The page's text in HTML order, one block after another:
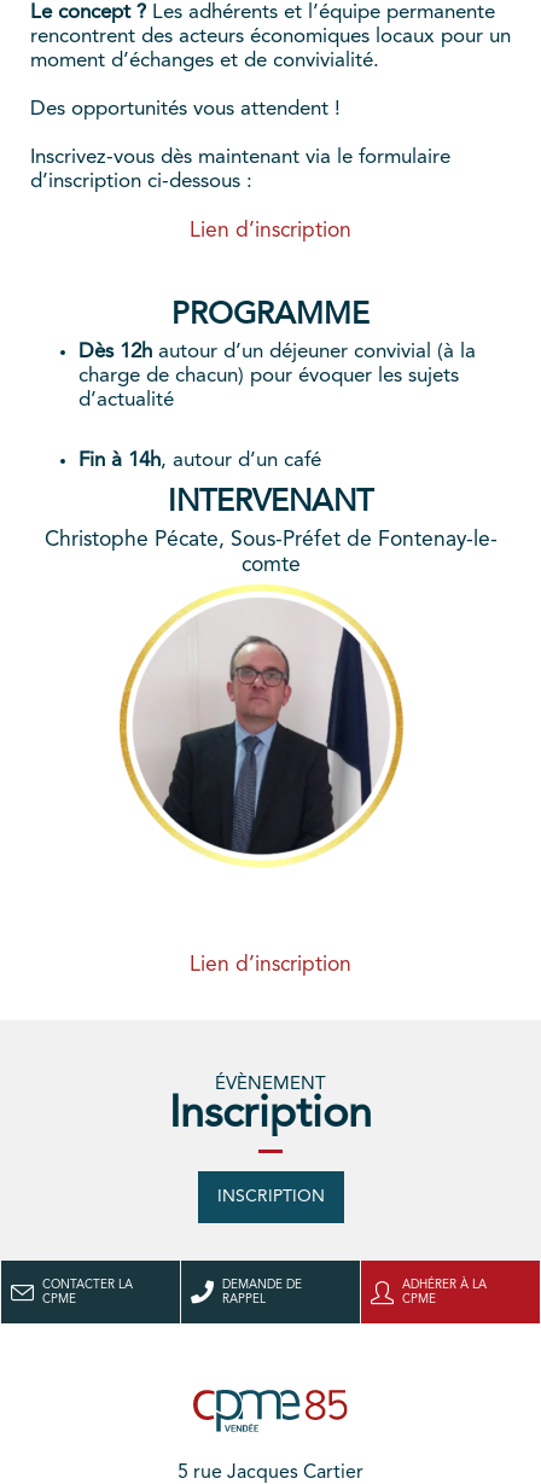
Le concept ? Les adhérents et l’équipe permanente
rencontrent des acteurs économiques locaux pour un
moment d’échanges et de convivialité.
Des opportunités vous attendent !
Inscrivez-vous dès maintenant via le formulaire
d’inscription ci-dessous :
Lien d’inscription
PROGRAMME
Dès 12h autour d’un déjeuner convivial (à la
charge de chacun) pour évoquer les sujets
d’actualité
Fin à 14h, autour d’un café
INTERVENANT
Christophe Pécate, Sous-Préfet de Fontenay-le-
comte
Lien d’inscription
ÉVÈNEMENT
Inscription
INSCRIPTION
CONTACTER LA
CPME
DEMANDE DE
RAPPEL
ADHÉRER À LA
CPME
5 rue Jacques Cartier